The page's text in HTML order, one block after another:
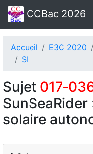
CCBac 2026
Accueil E3C 2020
SI
Sujet
solaire